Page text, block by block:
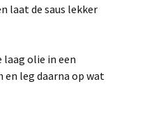
laat de saus lekker
laag olie in een
en leg daarna op wat